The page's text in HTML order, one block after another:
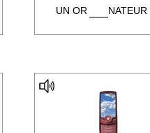
UN OR NATEUR